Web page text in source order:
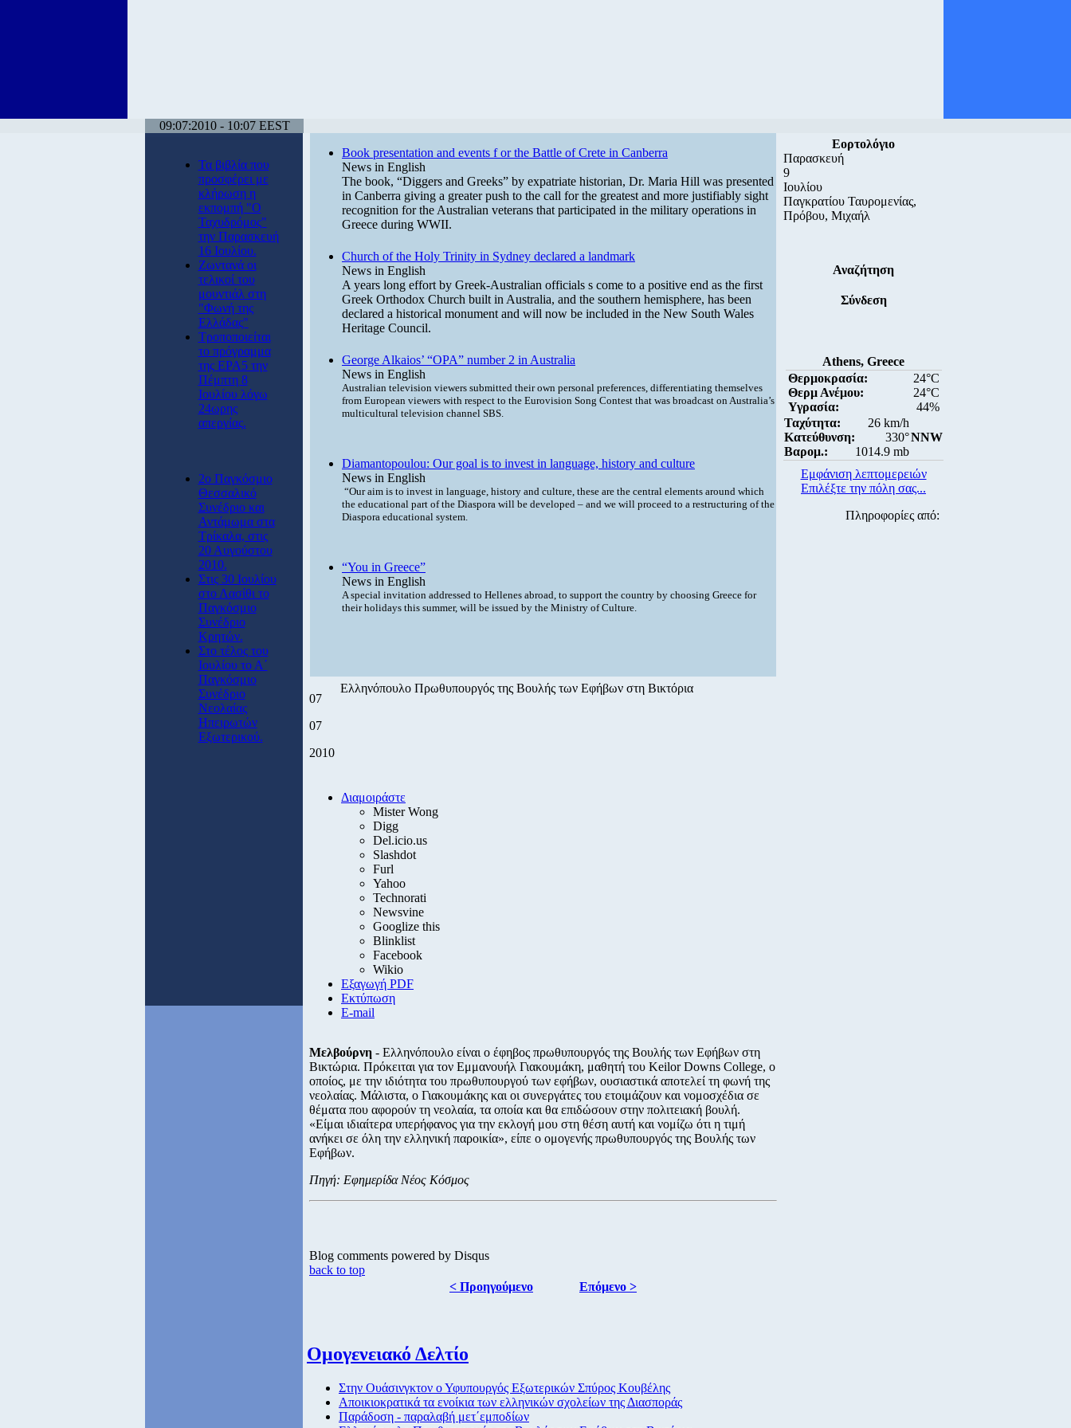
09:07:2010 - 10:07 EEST
Τα βιβλία που
προσφέρει με
κλήρωση η
εκπομπή "Ο
Ταχυδρόμος"
την Παρασκευή
16 Ιουλίου.
Ζωντανά οι
τελικοί του
μουντιάλ στη
"Φωνή της
Ελλάδας"
Τροποποιείται
το πρόγραμμα
της ΕΡΑ5 την
Πέμπτη 8
Ιουλίου λόγω
24ωρης
απεργίας.
2ο Παγκόσμιο
Θεσσαλικό
Συνέδριο και
Αντάμωμα στα
Τρίκαλα, στις
20 Αυγούστου
2010.
Στις 30 Ιουλίου
στο Λασίθι το
Παγκόσμιο
Συνέδριο
Κρητών.
Στο τέλος του
Ιουλίου το Α΄
Παγκόσμιο
Συνέδριο
Νεολαίας
Ηπειρωτών
Εξωτερικού.
Book presentation and events f or the Battle of Crete in Canberra
News in English
The book, “Diggers and Greeks” by expatriate historian, Dr. Maria Hill was presented
in Canberra giving a greater push to the call for the greatest and more justifiably sight
recognition for the Australian veterans that participated in the military operations in
Greece during WWII.
Church of the Holy Trinity in Sydney declared a landmark
News in English
A years long effort by Greek-Australian officials s come to a positive end as the first
Greek Orthodox Church built in Australia, and the southern hemisphere, has been
declared a historical monument and will now be included in the New South Wales
Heritage Council.
George Alkaios’ “OPA” number 2 in Australia
News in English
Australian television viewers submitted their own personal preferences, differentiating themselves
from European viewers with respect to the Eurovision Song Contest that was broadcast on Australia’s
multicultural television channel SBS.
Diamantopoulou: Our goal is to invest in language, history and culture
News in English
“Our aim is to invest in language, history and culture, these are the central elements around which
the educational part of the Diaspora will be developed – and we will proceed to a restructuring of the
Diaspora educational system.
“You in Greece”
News in English
A special invitation addressed to Hellenes abroad, to support the country by choosing Greece for
their holidays this summer, will be issued by the Ministry of Culture.
07
07
2010
Ελληνόπουλο Πρωθυπουργός της Βουλής των Εφήβων στη Βικτόρια
Διαμοιράστε
Mister Wong
Digg
Del.icio.us
Slashdot
Furl
Yahoo
Technorati
Newsvine
Googlize this
Blinklist
Facebook
Wikio
Εξαγωγή PDF
Εκτύπωση
E-mail
Μελβούρνη - Ελληνόπουλο είναι ο έφηβος πρωθυπουργός της Βουλής των Εφήβων στη
Βικτώρια. Πρόκειται για τον Εμμανουήλ Γιακουμάκη, μαθητή του Keilor Downs College, ο
οποίος, με την ιδιότητα του πρωθυπουργού των εφήβων, ουσιαστικά αποτελεί τη φωνή της
νεολαίας. Μάλιστα, ο Γιακουμάκης και οι συνεργάτες του ετοιμάζουν και νομοσχέδια σε
θέματα που αφορούν τη νεολαία, τα οποία και θα επιδώσουν στην πολιτειακή βουλή.
«Είμαι ιδιαίτερα υπερήφανος για την εκλογή μου στη θέση αυτή και νομίζω ότι η τιμή
ανήκει σε όλη την ελληνική παροικία», είπε ο ομογενής πρωθυπουργός της Βουλής των
Εφήβων.
Πηγή: Εφημερίδα Νέος Κόσμος
Blog comments powered by Disqus
back to top
< Προηγούμενο
Επόμενο >
Ομογενειακό Δελτίο
Στην Ουάσινγκτον ο Υφυπουργός Εξωτερικών Σπύρος Κουβέλης
Αποικιοκρατικά τα ενοίκια των ελληνικών σχολείων της Διασποράς
Παράδοση - παραλαβή μετ΄εμποδίων
Εορτολόγιο
Παρασκευή
9
Ιουλίου
Παγκρατίου Ταυρομενίας,
Πρόβου, Μιχαήλ
Αναζήτηση
Σύνδεση
Athens, Greece
Θερμοκρασία:
24°C
Θερμ Ανέμου:
24°C
Υγρασία:
44%
Ταχύτητα:
26 km/h
Κατεύθυνση:
330°
Βαρομ.:
1014.9 mb
NNW
Εμφάνιση λεπτομερειών
Επιλέξτε την πόλη σας...
Πληροφορίες από: